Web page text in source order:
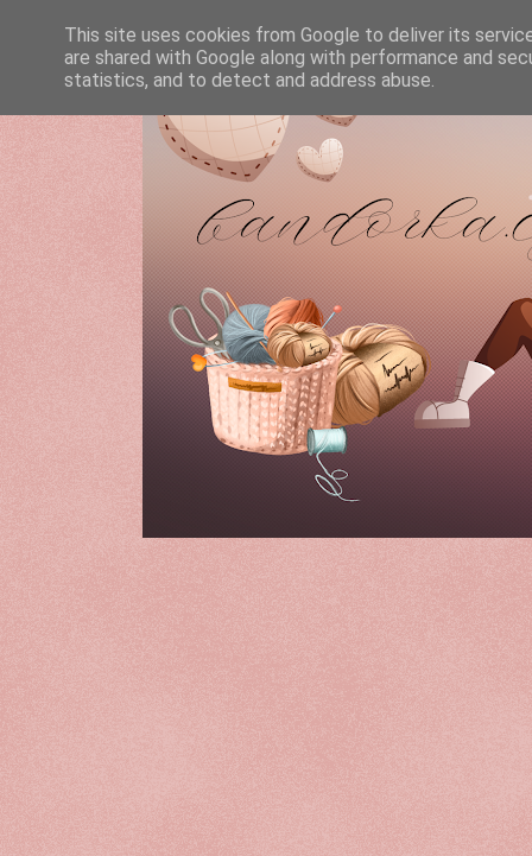
This site uses cookies from Google to deliver its
are shared with Google along with performance and
statistics, and to detect and address abuse.